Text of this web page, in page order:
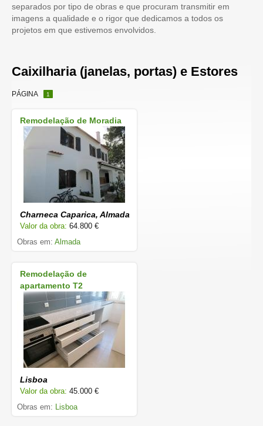
separados por tipo de obras e que procuram transmitir em
imagens a qualidade e o rigor que dedicamos a todos os
projetos em que estivemos envolvidos.
Caixilharia (janelas, portas) e Estores
PÁGINA 1
Remodelação de Moradia
Charneca Caparica, Almada
Valor da obra: 64.800 €
Obras em: Almada
Remodelação de
apartamento T2
Lisboa
Valor da obra: 45.000 €
Obras em: Lisboa